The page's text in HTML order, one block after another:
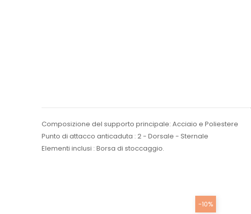
Composizione del supporto principale: Acciaio e Poliestere
Punto di attacco anticaduta : 2 - Dorsale - Sternale
Elementi inclusi : Borsa di stoccaggio.
-10%